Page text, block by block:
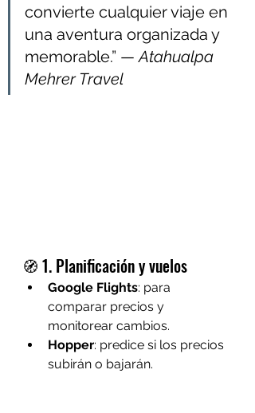
convierte cualquier viaje en
una aventura organizada y
memorable.” — Atahualpa
Mehrer Travel
🧭 1. Planificación y vuelos
Google Flights: para
comparar precios y
monitorear cambios.
Hopper: predice si los precios
subirán o bajarán.